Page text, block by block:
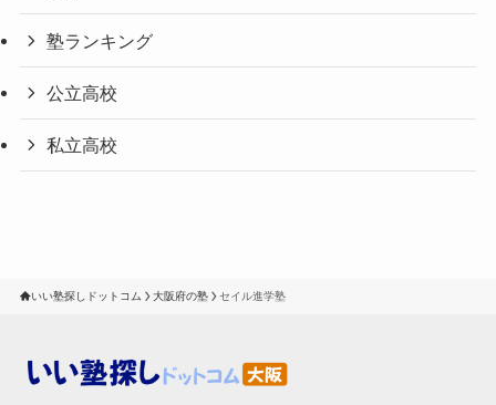
塾ランキング
公立高校
私立高校
いい塾探しドットコム 大阪府の塾 セイル進学塾